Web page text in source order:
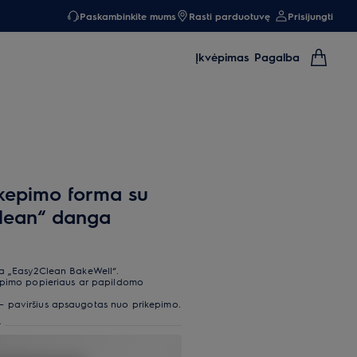
Paskambinkite mums Rasti parduotuvę Prisijungti
Įkvėpimas Pagalba
forma su
danga
BakeWell“.
popieriaus ar papildomo
paviršius apsaugotas nuo prikepimo.